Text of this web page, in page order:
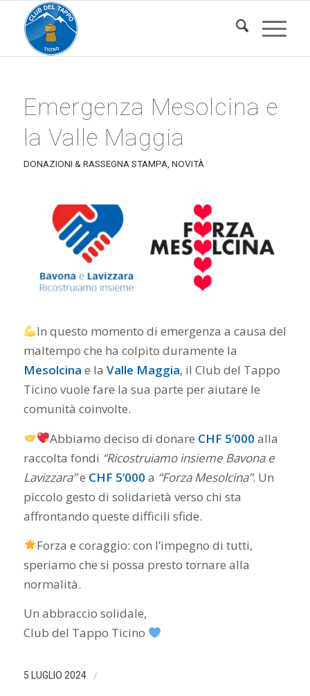
Emergenza Mesolcina e
la Valle Maggia
DONAZIONI & RASSEGNA STAMPA NOVITÀ
In questo momento di emergenza a causa del
maltempo che ha colpito duramente la
Mesolcina e la Valle Maggia, il Club del Tappo
Ticino vuole fare la sua parte per aiutare le
comunità coinvolte.
Abbiamo deciso di donare CHF 5’000 alla
raccolta fondi “Ricostruiamo insieme Bavona e
Lavizzara”e CHF 5’000 a “Forza Mesolcina”. Un
piccolo gesto di solidarietà verso chi sta
affrontando queste difficili sfide.
Forza e coraggio: con l’impegno di tutti,
speriamo che si possa presto tornare alla
normalità.
Un abbraccio solidale,
Club del Tappo Ticino
5 LUGLIO 2024 /